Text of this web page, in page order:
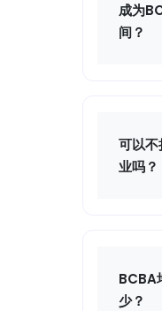
成为
间？
约18
累（
可以
业吗？
（
公认
BCBA
少？